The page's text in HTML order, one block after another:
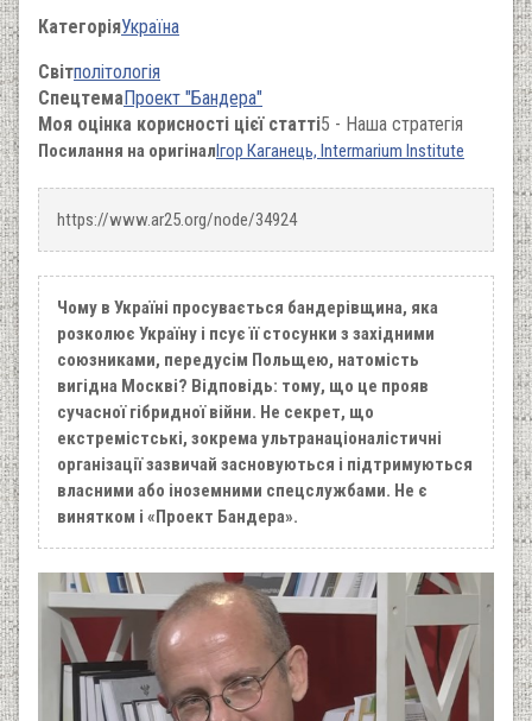
КатегоріяУкраїна
Світполітологія
СпецтемаПроект "Бандера"
Моя оцінка корисності цієї статті5 - Наша стратегія
Посилання на оригіналІгор Каганець, Intermarium Institute
https://www.ar25.org/node/34924
Чому в Україні просувається бандерівщина, яка
розколює Україну і псує її стосунки з західними
союзниками, передусім Польщею, натомість
вигідна Москві? Відповідь: тому, що це прояв
сучасної гібридної війни. Не секрет, що
екстремістські, зокрема ультранаціоналістичні
організації зазвичай засновуються і підтримуються
власними або іноземними спецслужбами. Не є
винятком і «Проект Бандера».